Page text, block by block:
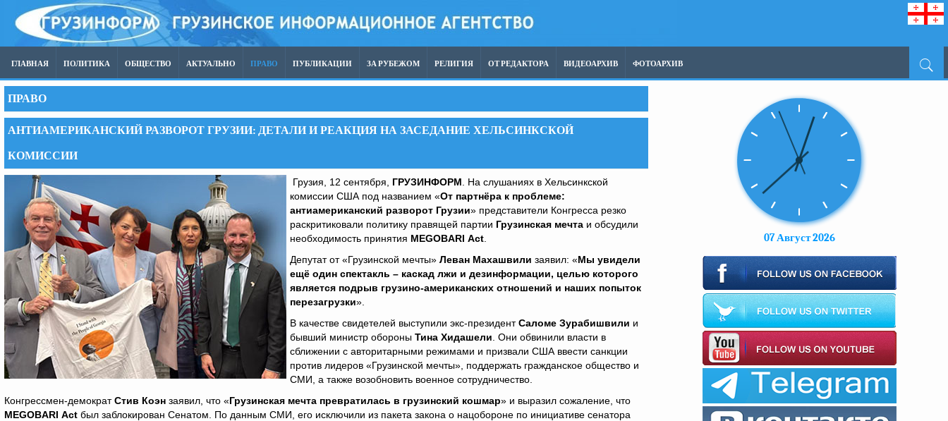
ГЛАВНАЯ ПОЛИТИКА ОБЩЕСТВО АКТУАЛЬНО ПРАВО ПУБЛИКАЦИИ ЗА РУБЕЖОМ РЕЛИГИЯ ОТ РЕДАКТОРА ВИДЕОАРХИВ ФОТОАРХИВ
ПРАВО
АНТИАМЕРИКАНСКИЙ РАЗВОРОТ ГРУЗИИ: ДЕТАЛИ И РЕАКЦИЯ НА ЗАСЕДАНИЕ ХЕЛЬСИНКСКОЙ
КОМИССИИ
Грузия, 12 сентября, ГРУЗИНФОРМ . На слушаниях в Хельсинкской
комиссии США под названием «От партнёра к проблеме:
антиамериканский разворот Грузии» представители Конгресса резко
раскритиковали политику правящей партии Грузинская мечта и обсудили
необходимость принятия MEGOBARI Act
Депутат от «Грузинской мечты» Леван Махашвили заявил: «Мы увидели
ещё один спектакль – каскад лжи и дезинформации, целью которого
является подрыв грузино-американских отношений и наших попыток
перезагрузки».
В качестве свидетелей выступили экс-президентСаломе Зурабишвили и
бывший министр обороны Тина Хидашели . Они обвинили власти в
сближении с авторитарными режимами и призвали США ввести санкции
против лидеров «Грузинской мечты», поддержать гражданское общество и
СМИ, а также возобновить военное сотрудничество.
Конгрессмен-демократСтив Коэн заявил, что «Грузинская мечта превратилась в грузинский кошмар» и выразил сожаление, что
MEGOBARI Act был заблокирован Сенатом. По данным СМИ, его исключили из пакета закона о нацобороне по инициативе сенатора
07 Август 2026